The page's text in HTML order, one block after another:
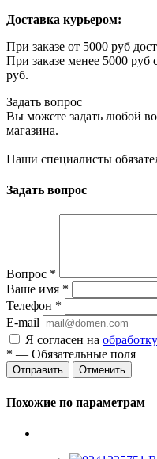
Доставка курьером:
При заказе от 5000 руб
При заказе менее 5000 руб
руб.
Задать вопрос
Вы можете задать любой
магазина.
Наши специалисты
Задать вопрос
Вопрос *
Ваше имя *
Телефон *
E-mail
Я согласен на
* — Обязательные поля
Отменить
Похожие по параметрам